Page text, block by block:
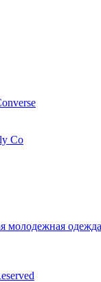
Co
молодежная одежда